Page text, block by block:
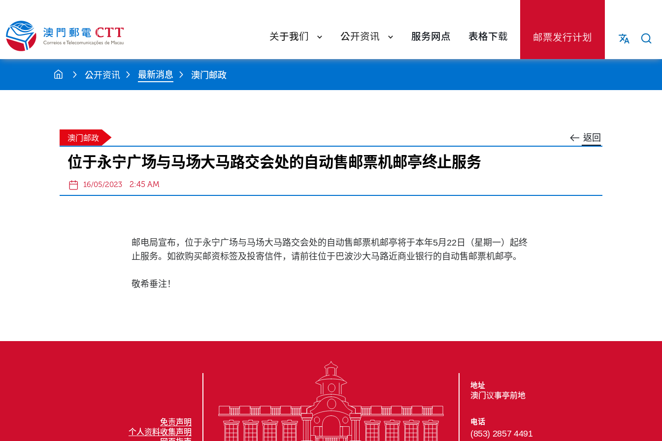
关于我们 公开资讯 服务网点 表格下载 邮票发行计划
公开资讯 最新消息 澳门邮政
返回
澳门邮政
位于永宁广场与马场大马路交会处的自动售邮票机邮亭终止服务
16/05/2023 2:45 AM
邮电局宣布，位于永宁广场与马场大马路交会处的自动售邮票机邮亭将于本年5月22日（星期一）起终
止服务。如欲购买邮资标签及投寄信件，请前往位于巴波沙大马路近商业银行的自动售邮票机邮亭。
敬希垂注！
免责声明
个人资料收集声明
地址
澳门议事亭前地
电话
(853) 2857 4491